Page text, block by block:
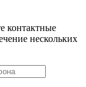
контактные
нескольких